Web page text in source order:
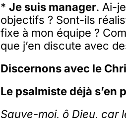
*Je suis manager. Ai-
objectifs ? Sont-ils
fixe à mon équipe ?
que j’en discute avec
Discernons avec le
Le psalmiste déjà s’en
Sauve-moi, ô Dieu, car